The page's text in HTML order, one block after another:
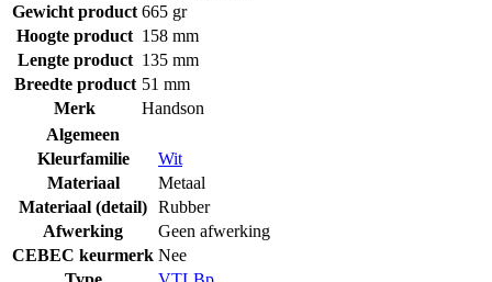
Gewicht product 665 gr
Hoogte product 158 mm
Lengte product 135 mm
Breedte product 51 mm
Merk
Handson
Algemeen
Kleurfamilie
Wit
Materiaal
Metaal
Materiaal (detail) Rubber
Afwerking
Geen afwerking
CEBEC keurmerk Nee